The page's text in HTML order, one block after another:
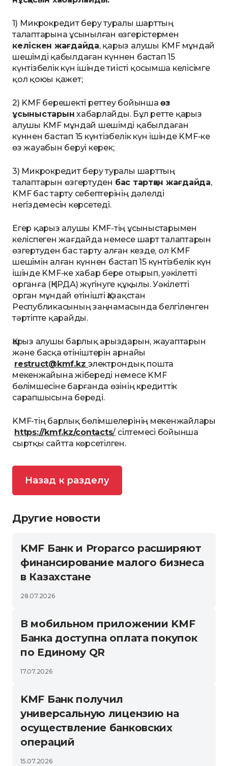
1) Микрокредит беру туралы шарттың
талаптарына ұсынылған өзгерістермен
келіскен жағдайда, қарыз алушы KMF мұндай
шешімді қабылдаған күннен бастап 15
күнтізбелік күн ішінде тиісті қосымша келісімге
қол қоюы қажет;
2) KMF берешекті реттеу бойыншаөз
ұсыныстарын хабарлайды. Бұл ретте қарыз
алушы KMF мұндай шешімді қабылдаған
күннен бастап 15 күнтізбелік күн ішінде KMF-ке
өз жауабын беруі керек;
3) Микрокредит беру туралы шарттың
талаптарын өзгертуден бас тартқан жағдайда,
KMF бас тарту себептерінің дәлелді
негіздемесін көрсетеді.
Егер қарыз алушы KMF-тің ұсыныстарымен
келіспеген жағдайда немесе шарт талаптарын
өзгертуден бас тарту алған кезде, ол KMF
шешімін алған күннен бастап 15 күнтізбелік күн
ішінде KMF-кехабар бере отырып, уәкілетті
органға (ҚНРДА) жүгінуге құқылы. Уәкілетті
орган мұндай өтінішті Қазақстан
Республикасының заңнамасында белгіленген
тәртіпте қарайды.
Қарыз алушы барлық арыздарын, жауаптарын
және басқа өтініштерін арнайы
restruct@kmf.kz электрондық пошта
мекенжайына жібереді немесе KMF
бөлімшесіне барғанда өзінің кредиттік
сарапшысына береді.
KMF-тің барлық бөлімшелерінің мекенжайлары
https://kmf.kz/contacts/ сілтемесі бойынша
сыртқы сайтта көрсетілген.
Назад к разделу
Другие новости
KMF Банк и Proparco расширяют
финансирование малого бизнеса
в Казахстане
28.07.2026
В мобильном приложении KMF
Банка доступна оплата покупок
по Единому QR
17.07.2026
KMF Банк получил
универсальную лицензию на
осуществление банковских
операций
15.07.2026